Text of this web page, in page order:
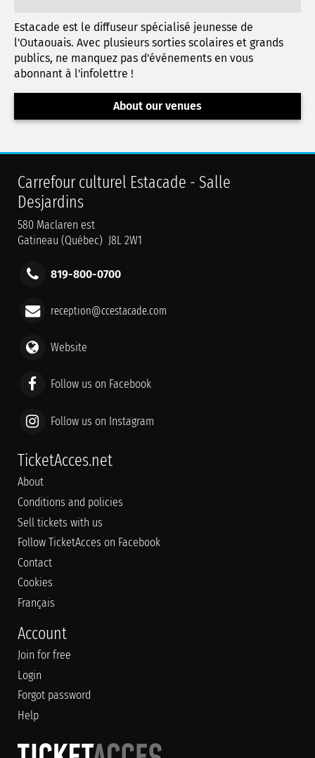
Estacade est le diffuseur spécialisé jeunesse de
l'Outaouais. Avec plusieurs sorties scolaires et grands
publics, ne manquez pas d'événements en vous
abonnant à l'infolettre !
About our venues
Carrefour culturel Estacade - Salle
Desjardins
580 Maclaren est
Gatineau (Québec) J8L 2W1
819-800-0700
reception@ccestacade.com
Website
Follow us on Facebook
Follow us on Instagram
TicketAcces.net
About
Conditions and policies
Sell tickets with us
Follow TicketAcces on Facebook
Contact
Cookies
Français
Account
Join for free
Login
Forgot password
Help